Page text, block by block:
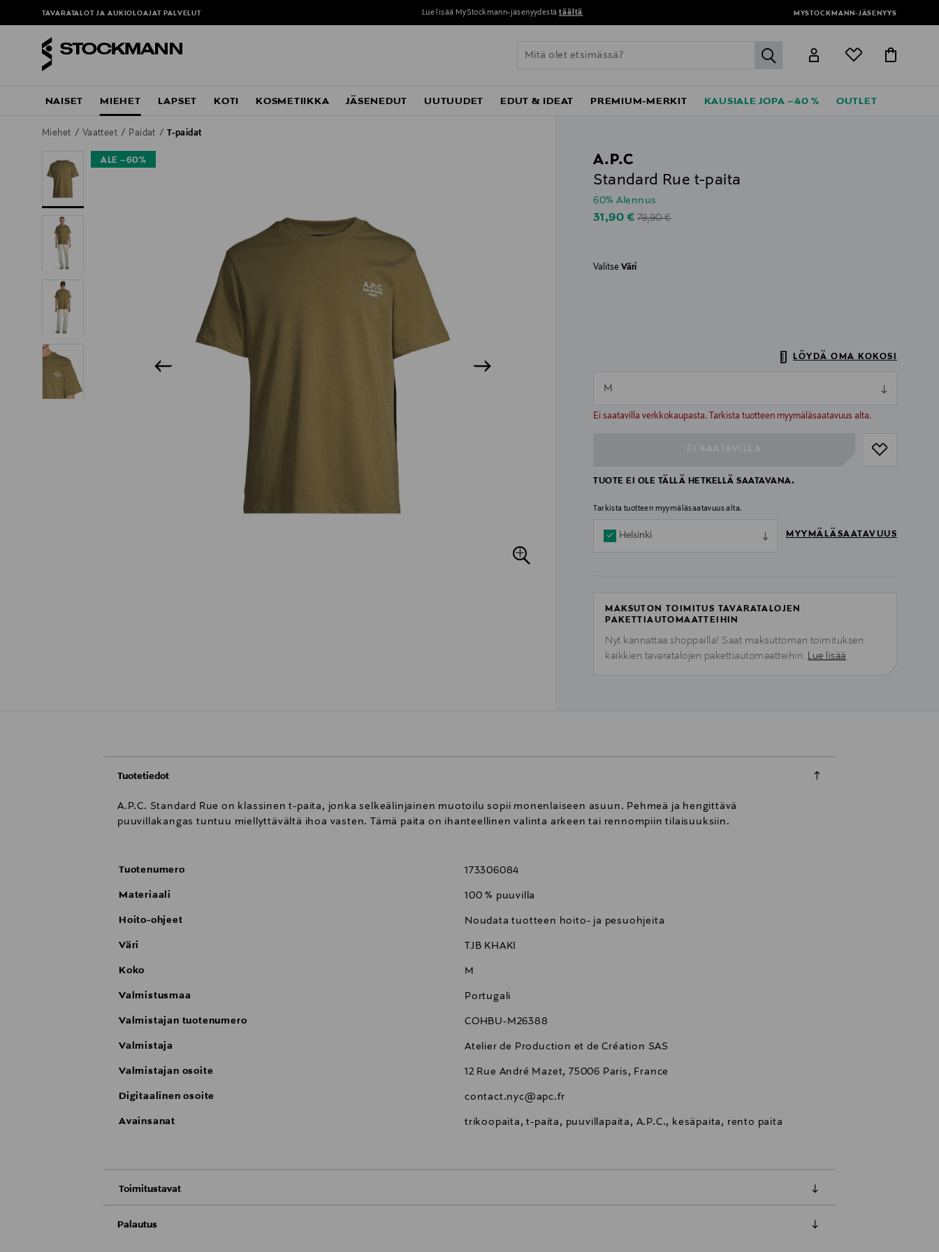
TAVARATALOT JA AUKIOLOAJAT PALVELUT Lue lisää MyStockmann-jäsenyydestä täältä MYSTOCKMANN-JÄSENYYS
label.header.go
NAISET MIEHET LAPSET KOTI KOSMETIIKKA JÄSENEDUT UUTUUDET EDUT & IDEAT PREMIUM-MERKIT KAUSIALE JOPA –40 % OUTLET
Miehet Vaatteet Paidat T-paidat
ALE –60%
A.P.C
Standard Rue t-paita
60% Alennus
Discounted Price
31,90 € Original Price
79,90 €
ValitseVäri
LÖYDÄ OMA KOKOSI
M
Ei saatavilla verkkokaupasta. Tarkista tuotteen myymäläsaatavuus alta.
null
TUOTE EI OLE TÄLLÄ HETKELLÄ SAATAVANA.
Tarkista tuotteen myymäläsaatavuus alta.
Helsinki MYYMÄLÄSAATAVUUS
MAKSUTON TOIMITUS TAVARATALOJEN
PAKETTIAUTOMAATTEIHIN
Nyt kannattaa shoppailla! Saat maksuttoman toimituksen
kaikkien tavaratalojen pakettiautomaatteihin. Lue lisää
Tuotetiedot
A.P.C. Standard Rue on klassinen t-paita, jonka selkeälinjainen muotoilu sopii monenlaiseen asuun. Pehmeä ja hengittävä
puuvillakangas tuntuu miellyttävältä ihoa vasten. Tämä paita on ihanteellinen valinta arkeen tai rennompiin tilaisuuksiin.
Tuotenumero 173306084
Materiaali 100 % puuvilla
Hoito-ohjeet Noudata tuotteen hoito- ja pesuohjeita
Väri TJB KHAKI
Koko M
Valmistusmaa Portugali
Valmistajan tuotenumero COHBU-M26388
Valmistaja Atelier de Production et de Création SAS
Valmistajan osoite 12 Rue André Mazet, 75006 Paris, France
Digitaalinen osoite contact.nyc@apc.fr
Avainsanat trikoopaita, t-paita, puuvillapaita, A.P.C., kesäpaita, rento paita
Toimitustavat
Palautus